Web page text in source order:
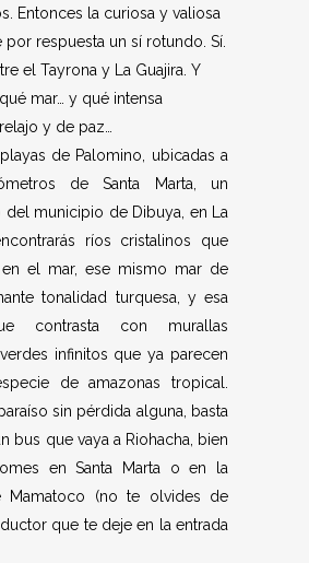
Entonces la curiosa y valiosa
por respuesta un sí rotundo. Sí.
el Tayrona y La Guajira. Y
mar… y qué intensa
y de paz…
de Palomino, ubicadas a
de Santa Marta, un
municipio de Dibuya, en La
ríos cristalinos que
en el mar, ese mismo mar de
tonalidad turquesa, y esa
contrasta con murallas
infinitos que ya parecen
de amazonas tropical.
sin pérdida alguna, basta
bus que vaya a Riohacha, bien
en Santa Marta o en la
Mamatoco (no te olvides de
que te deje en la entrada